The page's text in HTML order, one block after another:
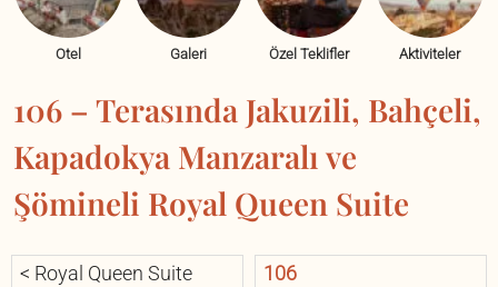
Otel Galeri Özel Teklifler Aktiviteler
106 – Terasında Jakuzili, Bahçeli,
Kapadokya Manzaralı ve
Şömineli Royal Queen Suite
< Royal Queen Suite 106